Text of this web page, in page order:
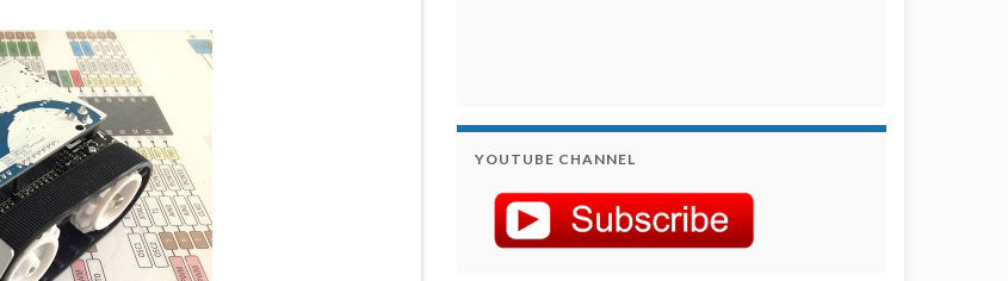
YOUTUBE CHANNEL